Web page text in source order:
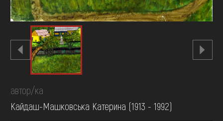
автор/ка
Кайдаш-Машковська Катерина (1913 - 1992)